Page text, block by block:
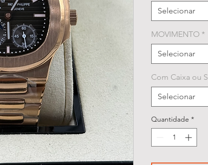
Selecionar
MOVIMENTO *
Selecionar
Com Caixa ou
Selecionar
Quantidade *